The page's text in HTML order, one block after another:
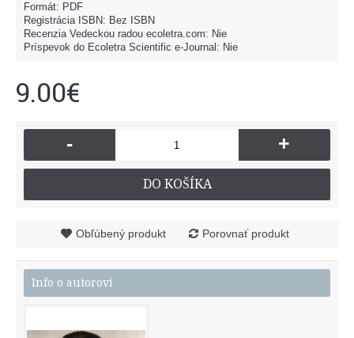
Formát: PDF
Registrácia ISBN: Bez ISBN
Recenzia Vedeckou radou ecoletra.com: Nie
Príspevok do Ecoletra Scientific e-Journal: Nie
9.00€
- +
DO KOŠÍKA
Obľúbený produkt Porovnať produkt
Info o autorovi